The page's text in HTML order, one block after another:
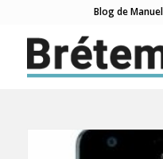
Blog de